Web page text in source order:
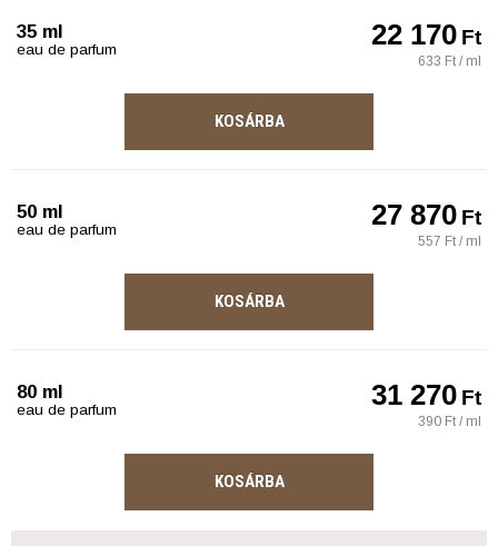
35 ml
eau de parfum 22 170Ft
633 Ft / ml
KOSÁRBA
50 ml
eau de parfum 27 870Ft
557 Ft / ml
KOSÁRBA
80 ml
eau de parfum 31 270Ft
390 Ft / ml
KOSÁRBA